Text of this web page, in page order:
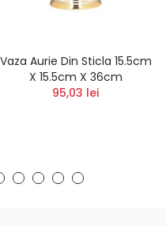
Vaza Aurie Din Sticla 15.5cm
X 15.5cm X 36cm
95,03 lei